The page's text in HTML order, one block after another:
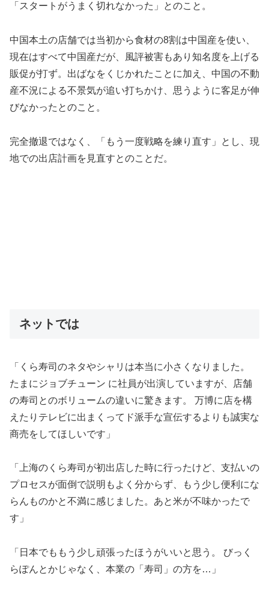
「スタートがうまく切れなかった」とのこと。
中国本土の店舗では当初から食材の8割は中国産を使い、
現在はすべて中国産だが、風評被害もあり知名度を上げる
販促が打ず。出ばなをくじかれたことに加え、中国の不動
産不況による不景気が追い打ちかけ、思うように客足が伸
びなかったとのこと。
完全撤退ではなく、「もう一度戦略を練り直す」とし、現
地での出店計画を見直すとのことだ。
ネットでは
「くら寿司のネタやシャリは本当に小さくなりました。
たまにジョブチューン に社員が出演していますが、店舗
の寿司とのボリュームの違いに驚きます。 万博に店を構
えたりテレビに出まくってド派手な宣伝するよりも誠実な
商売をしてほしいです」
「上海のくら寿司が初出店した時に行ったけど、支払いの
プロセスが面倒で説明もよく分からず、もう少し便利にな
らんものかと不満に感じました。あと米が不味かったで
す」
「日本でももう少し頑張ったほうがいいと思う。 びっく
らぽんとかじゃなく、本業の「寿司」の方を…」